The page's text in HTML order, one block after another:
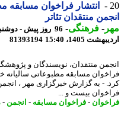
انتشار فراخوان مسابقه
منتقدان تئاتر
-فرهنگی-
96 روز پیش - دوشنبه 14
1405، 15:40
81393194
منتقدان، نویسندگان و پژوهشگران
مسابقه مطبوعاتی سالیانه خود
- به گزارش خبرگزاری مهر ، انجمن
بیست و ...
- فراخوان مسابقه-انجمن-